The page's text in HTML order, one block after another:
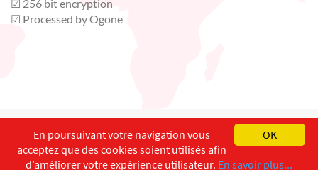
☑ 256 bit encryption
☑ Processed by Ogone
English Français
Copyright ©ISEC-AdW Impressum
OK
En poursuivant votre navigation vous
acceptez que des cookies soient utilisés afin
d’améliorer votre expérience utilisateur. En savoir plus...